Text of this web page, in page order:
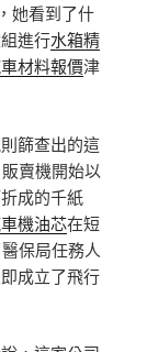
她看到了什
進行水箱精
材料報價津
篩查出的這
賣機開始以
成的千紙
機油芯在短
保局任務人
成立了飛行